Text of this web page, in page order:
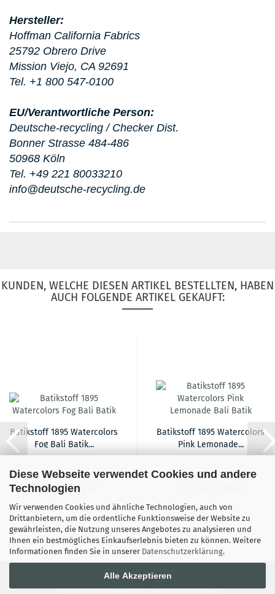
Diese Webseite verwendet Cookies und andere
Technologien
Wir verwenden Cookies und ähnliche Technologien, auch von
Drittanbietern, um die ordentliche Funktionsweise der Website zu
gewährleisten, die Nutzung unseres Angebotes zu analysieren und
Ihnen ein bestmögliches Einkaufserlebnis bieten zu können. Weitere
Informationen finden Sie in unserer Datenschutzerklärung.
Alle Akzeptieren
Hersteller:
Hoffman California Fabrics
25792 Obrero Drive
Mission Viejo, CA 92691
Tel. +1 800 547-0100
EU/Verantwortliche Person:
Deutsche-recycling / Checker Dist.
Bonner Strasse 484-486
50968 Köln
Tel. +49 221 80033210
info@deutsche-recycling.de
KUNDEN, WELCHE DIESEN ARTIKEL BESTELLTEN, HABEN
AUCH FOLGENDE ARTIKEL GEKAUFT:
Batikstoff 1895 Watercolors
Fog Bali Batik...
18,90 EUR
18,90 EUR pro Meter
Batikstoff 1895 Watercolors
Pink Lemonade...
18,90 EUR
Versand- & Zahlungsbedingungen
Widerrufsrecht & Muster-Widerrufsformular